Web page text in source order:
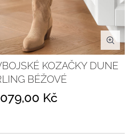
KOZAČKY DUNE
BÉŽOVÉ
Kč